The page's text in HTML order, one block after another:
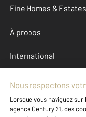
Fine Homes & Estates
À propos
International